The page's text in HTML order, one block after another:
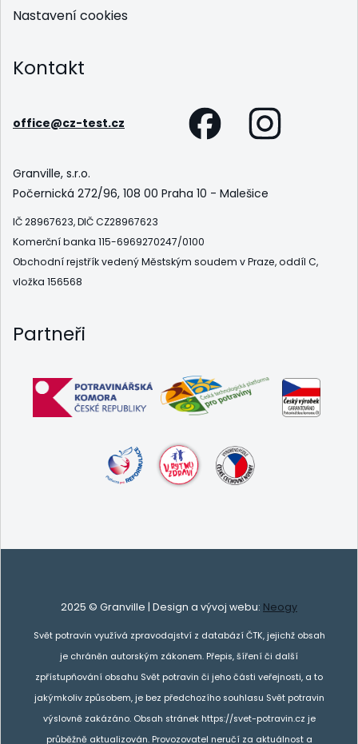
Nastavení cookies
Kontakt
office@cz-test.cz
Granville, s.r.o.
Počernická 272/96, 108 00 Praha 10 - Malešice
IČ 28967623, DIČ CZ28967623
Komerční banka 115-6969270247/0100
Obchodní rejstřík vedený Městským soudem v Praze, oddíl C,
vložka 156568
Partneři
2025 © Granville | Design a vývoj webu: Neogy
Svět potravin využívá zpravodajství z databází ČTK, jejichž obsah
je chráněn autorským zákonem. Přepis, šíření či další
zpřístupňování obsahu Svět potravin či jeho části veřejnosti, a to
jakýmkoliv způsobem, je bez předchozího souhlasu Svět potravin
výslovně zakázáno. Obsah stránek https://svet-potravin.cz je
průběžně aktualizován. Provozovatel neručí za aktuálnost a